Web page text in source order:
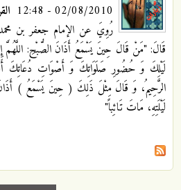
02/08/2010 - 12:48
رُوِيَ عن الإمام جعفر بن
قَالَ: "مَنْ قَالَ حِينَ يَسْمَعُ أَذَانَ الصُّبْحِ: اللَّهُمَّ
لَيْلِكَ وَ حُضُورِ صَلَوَاتِكَ وَ أَصْوَاتِ دُعَاتِكَ
الرَّحِيمُ، وَ قَالَ مِثْلَ ذَلِكَ ( حِينَ يَسْمَعُ )
لَيْلَتِهِ، مَاتَ تَائِباً"